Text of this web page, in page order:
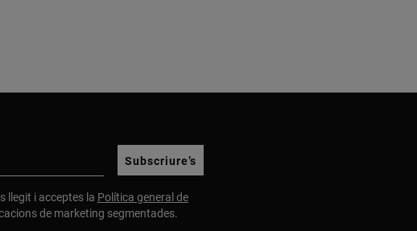
Subscriure’s
llegit i acceptes la Política general de
de marketing segmentades.